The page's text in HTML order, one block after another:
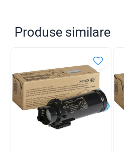
Produse similare